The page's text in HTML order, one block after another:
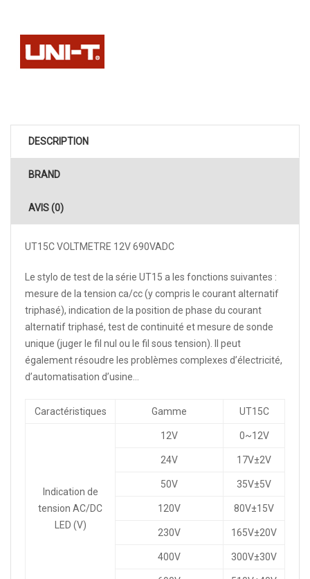
DESCRIPTION
BRAND
AVIS (0)
UT15C VOLTMETRE 12V 690VADC
Le stylo de test de la série UT15 a les fonctions suivantes :
mesure de la tension ca/cc (y compris le courant alternatif
triphasé), indication de la position de phase du courant
alternatif triphasé, test de continuité et mesure de sonde
unique (juger le fil nul ou le fil sous tension). Il peut
également résoudre les problèmes complexes d’électricité,
d’automatisation d’usine…
Caractéristiques Gamme UT15C
Indication de
tension AC/DC
LED (V)
12V 0~12V
24V 17V±2V
50V 35V±5V
120V 80V±15V
230V 165V±20V
400V 300V±30V